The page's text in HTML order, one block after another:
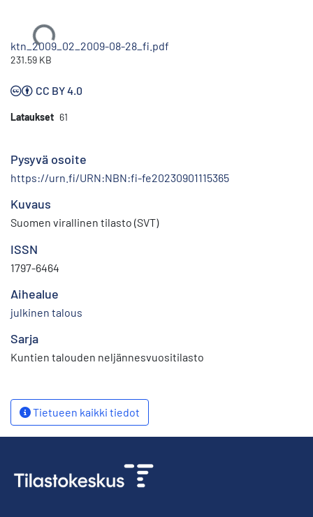
Ladataan...
ktn_2009_02_2009-08-28_fi.pdf
231.59 KB
CC BY 4.0
Lataukset 61
Pysyvä osoite
https://urn.fi/URN:NBN:fi-fe20230901115365
Kuvaus
Suomen virallinen tilasto (SVT)
ISSN
1797-6464
Aihealue
julkinen talous
Sarja
Kuntien talouden neljännesvuositilasto
Tietueen kaikki tiedot